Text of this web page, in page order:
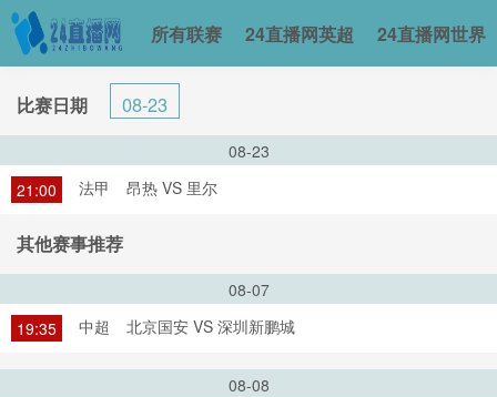
所有联赛 24直播网英超 24直播网世界
比赛日期 08-23
08-23
21:00
法甲 昂热 VS 里尔
其他赛事推荐
08-07
19:35
中超 北京国安 VS 深圳新鹏城
08-08